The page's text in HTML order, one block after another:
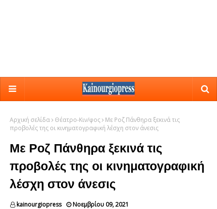
Αρχική σελίδα Θέατρο-Κιν/φος
Με Ροζ Πάνθηρα ξεκινά τις
προβολές της οι κινηματογραφική λέσχη στον άνεσις
Με Ροζ Πάνθηρα ξεκινά τις
προβολές της οι κινηματογραφική
λέσχη στον άνεσις
kainourgiopress Νοεμβρίου 09, 2021